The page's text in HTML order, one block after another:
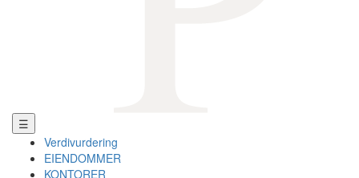
☰
Verdivurdering
EIENDOMMER
KONTORER